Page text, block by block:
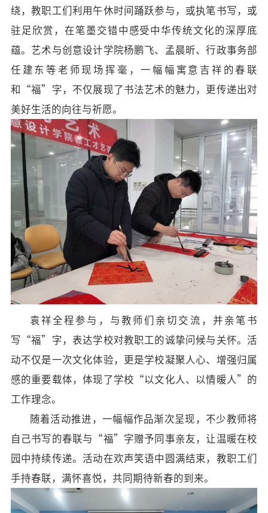
绕，教职工们利用午休时间踊跃参与，或执笔书写，或
驻足欣赏，在笔墨交错中感受中华传统文化的深厚底
蕴。艺术与创意设计学院杨鹏飞、孟晨昕、行政事务部
任建东等老师现场挥毫，一幅幅寓意吉祥的春联
和
“福”字，不仅展现了书法艺术的魅力，更传递出对
美好生活的向往与祈愿。
袁祥全程参与，与教师们亲切交流，并亲笔书
写 “福”字，表达学校对教职工的诚挚问候与关怀。活
动不仅是一次文化体验，更是学校凝聚人心、增强归属
感的重要载体，体现了学校“以文化人、以情暖人”的
工作理念。
随着活动推进，一幅幅作品渐次呈现，不少教师将
自己书写的春联与
“福”字赠予同事亲友，让温暖在校
园中持续传递。活动在欢声笑语中圆满结束，教职工们
手持春联，满怀喜悦，共同期待新春的到来。